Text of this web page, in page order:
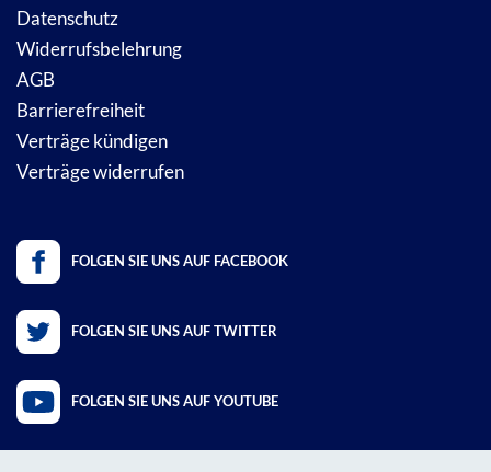
Datenschutz
Widerrufsbelehrung
AGB
Barrierefreiheit
Verträge kündigen
Verträge widerrufen
FOLGEN SIE UNS AUF FACEBOOK
FOLGEN SIE UNS AUF TWITTER
FOLGEN SIE UNS AUF YOUTUBE